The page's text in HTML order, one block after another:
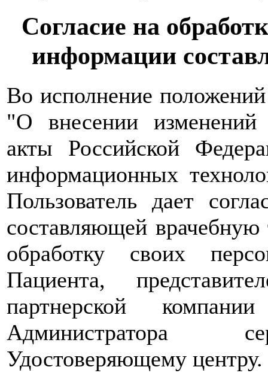
Согласие на
информации
Во исполнение
"О внесении изменений
акты Российской
информационных
Пользователь дает
составляющей врачебную
обработку своих
Пациента,
партнерской
Администратора
Удостоверяющему центру.